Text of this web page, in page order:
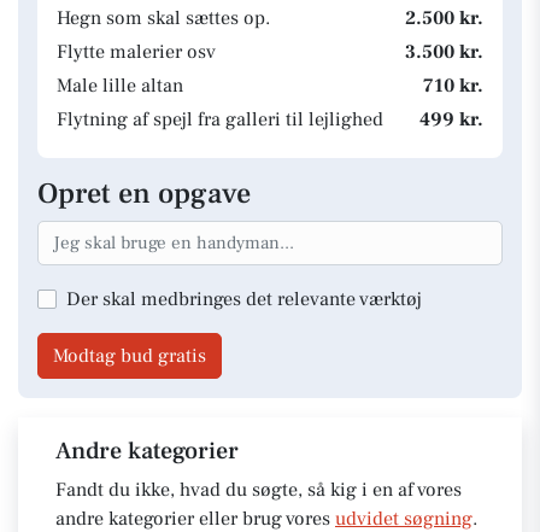
Hegn som skal sættes op.
2.500 kr.
Flytte malerier osv
3.500 kr.
Male lille altan
710 kr.
Flytning af spejl fra galleri til lejlighed
499 kr.
Opret en opgave
Der skal medbringes det relevante værktøj
Modtag bud gratis
Andre kategorier
Fandt du ikke, hvad du søgte, så kig i en af vores
andre kategorier eller brug vores udvidet søgning.